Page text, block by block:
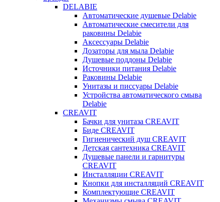
DELABIE
Автоматические душевые Delabie
Автоматические смесители для
раковины Delabie
Аксессуары Delabie
Дозаторы для мыла Delabie
Душевые поддоны Delabie
Источники питания Delabie
Раковины Delabie
Унитазы и писсуары Delabie
Устройства автоматического смыва
Delabie
CREAVIT
Бачки для унитаза CREAVIT
Биде CREAVIT
Гигиенический душ CREAVIT
Детская сантехника CREAVIT
Душевые панели и гарнитуры
CREAVIT
Инсталляции CREAVIT
Кнопки для инсталляций CREAVIT
Комплектующие CREAVIT